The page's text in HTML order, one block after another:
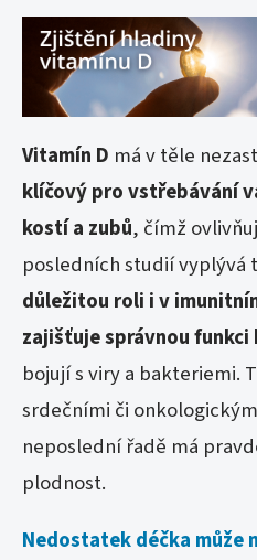
Vitamín D má v těle
klíčový pro vstřebávání
kostí a zubů, čímž
posledních studií vyplývá
důležitou roli i v
zajišťuje správnou
bojují s viry a bakteriemi.
srdečními či
neposlední řadě má
plodnost.
Nedostatek déčka může